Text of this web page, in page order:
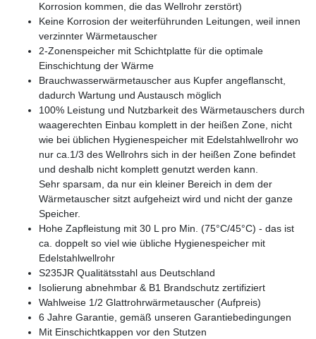
Korrosion kommen, die das Wellrohr zerstört)
Keine Korrosion der weiterführunden Leitungen, weil innen
verzinnter Wärmetauscher
2-Zonenspeicher mit Schichtplatte für die optimale
Einschichtung der Wärme
Brauchwasserwärmetauscher aus Kupfer angeflanscht,
dadurch Wartung und Austausch möglich
100% Leistung und Nutzbarkeit des Wärmetauschers durch
waagerechten Einbau komplett in der heißen Zone, nicht
wie bei üblichen Hygienespeicher mit Edelstahlwellrohr wo
nur ca.1/3 des Wellrohrs sich in der heißen Zone befindet
und deshalb nicht komplett genutzt werden kann.
Sehr sparsam, da nur ein kleiner Bereich in dem der
Wärmetauscher sitzt aufgeheizt wird und nicht der ganze
Speicher.
Hohe Zapfleistung mit 30 L pro Min. (75°C/45°C) - das ist
ca. doppelt so viel wie übliche Hygienespeicher mit
Edelstahlwellrohr
S235JR Qualitätsstahl aus Deutschland
Isolierung abnehmbar & B1 Brandschutz zertifiziert
Wahlweise 1/2 Glattrohrwärmetauscher (Aufpreis)
6 Jahre Garantie, gemäß unseren Garantiebedingungen
Mit Einschichtkappen vor den Stutzen